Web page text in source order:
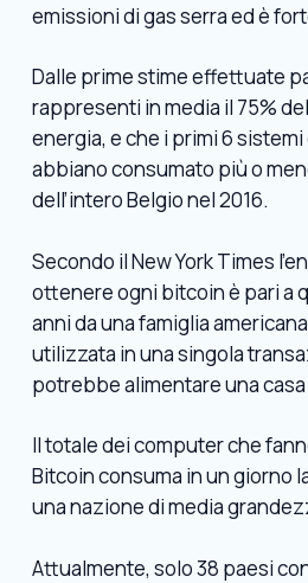
emissioni di gas serra ed è
Dalle prime stime effettuate
rappresenti in media il 75%
energia, e che i primi 6
abbiano consumato più o
dell’intero Belgio nel 2016.
Secondo il New York Times
ottenere ogni bitcoin è pari a
anni da una famiglia
utilizzata in una singola
potrebbe alimentare una
Il totale dei computer che
Bitcoin consuma in un giorno
una nazione di media
Attualmente, solo 38 paesi